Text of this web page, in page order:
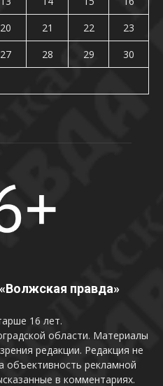
20 21 22
23
27 28 29
30
правда»
16 лет.
области. Материалы
редакции. Редакция не
объективность рекламной
в комментариях.